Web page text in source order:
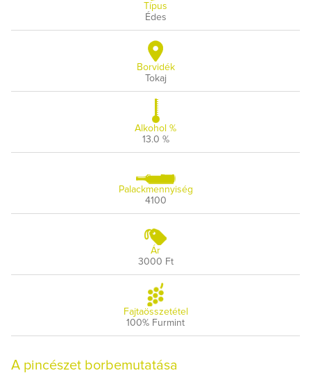
Típus
Édes
Borvidék
Tokaj
Alkohol %
13.0 %
Palackmennyiség
4100
Ár
3000 Ft
Fajtaösszetétel
100% Furmint
A pincészet borbemutatása